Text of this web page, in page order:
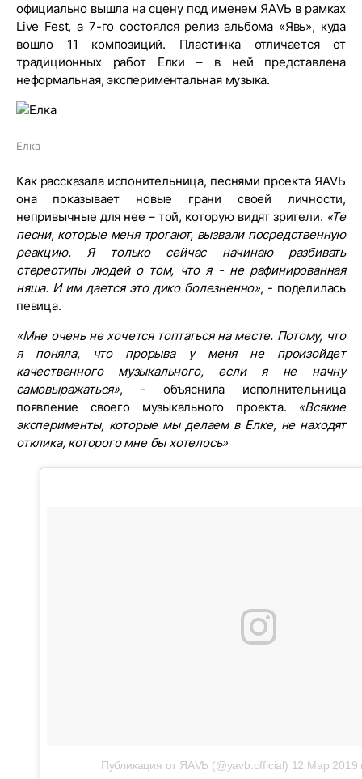
официально вышла на сцену под именем ЯАVЬ в рамках
Live Fest, а 7-го состоялся релиз альбома «Явь», куда
вошло 11 композиций. Пластинка отличается от
традиционных работ Елки – в ней представлена
неформальная, экспериментальная музыка.
Елка
Как рассказала испонительница, песнями проекта ЯАVЬ
она показывает новые грани своей личности,
непривычные для нее – той, которую видят зрители. «Те
песни, которые меня трогают, вызвали посредственную
реакцию. Я только сейчас начинаю разбивать
стереотипы людей о том, что я - не рафинированная
няша. И им дается это дико болезненно», - поделилась
певица.
«Мне очень не хочется топтаться на месте. Потому, что
я поняла, что прорыва у меня не произойдет
качественного музыкального, если я не начну
самовыражаться», - объяснила исполнительница
появление своего музыкального проекта. «Всякие
эксперименты, которые мы делаем в Елке, не находят
отклика, которого мне бы хотелось»
Публикация от ЯАVЬ (@yavb.official) 12 Мар 2019